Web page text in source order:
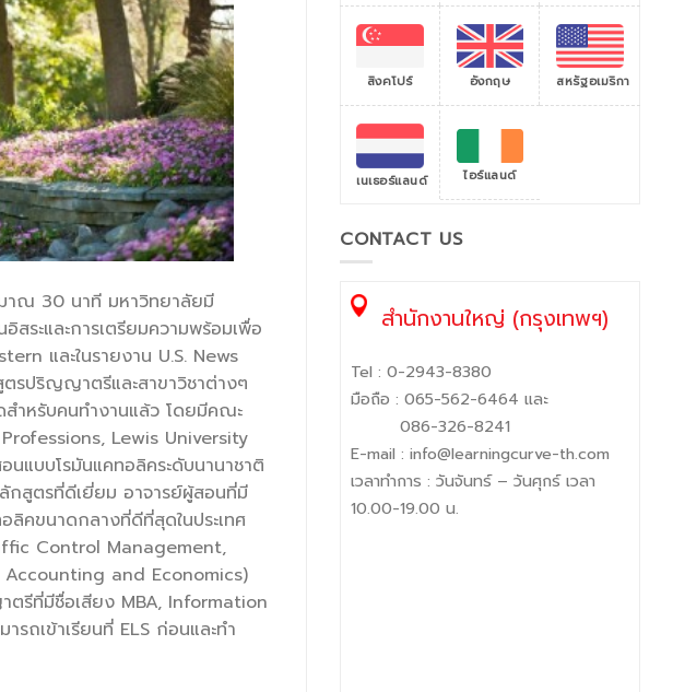
าณ 30 นาที มหาวิทยาลัยมี
ระและการเตรียมความพร้อมเพื่อ
และในรายงาน U.S. News
รปริญญาตรีและสาขาวิชาต่างๆ
ำหรับคนทำงานแล้ว โดยมีคณะ
Lewis University
แบบโรมันแคทอลิคระดับนานาชาติ
กสูตรที่ดีเยี่ยม อาจารย์ผู้สอนที่มี
ลิคขนาดกลางที่ดีที่สุดในประเทศ
Control Management,
and Economics)
รีที่มีชื่อเสียง MBA, Information
ถเข้าเรียนที่ ELS ก่อนและทำ
สิงคโปร์ อังกฤษ สหรัฐอเมริกา
เนเธอร์แลนด์ ไอร์แลนด์
CONTACT US
สำนักงานใหญ่ (กรุงเทพฯ)
Tel : 0-2943-8380
มือถือ : 065-562-6464 และ
086-326-8241
E-mail : info@learningcurve-th.com
เวลาทำการ : วันจันทร์ – วันศุกร์ เวลา
10.00-19.00 น.